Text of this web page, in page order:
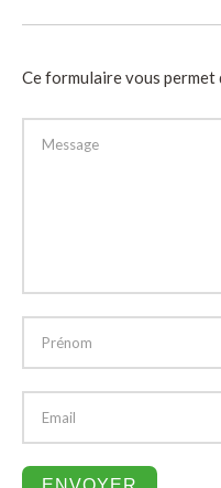
Ce formulaire vous permet